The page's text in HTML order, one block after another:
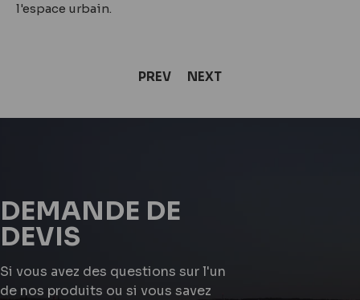
l'espace urbain.
PREV NEXT
DEMANDE DE
DEVIS
Si vous avez des questions sur l'un
de nos produits ou si vous savez